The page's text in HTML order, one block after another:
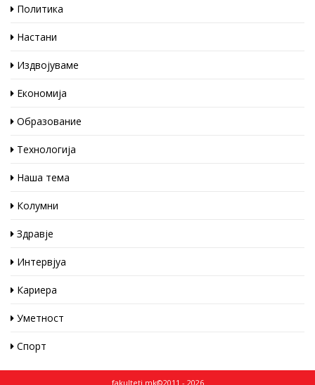
Политика
Настани
Издвојуваме
Економија
Образование
Технологија
Наша тема
Колумни
Здравје
Интервјуа
Кариера
Уметност
Спорт
fakulteti.mk©2011 - 2026